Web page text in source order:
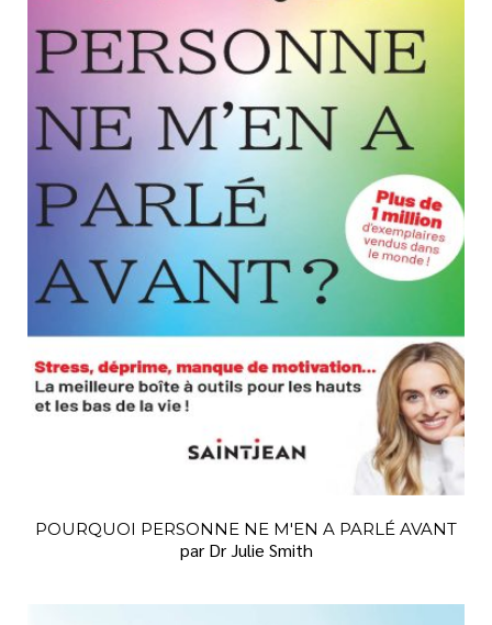
POURQUOI PERSONNE NE M'EN A PARLÉ AVANT
par Dr Julie Smith